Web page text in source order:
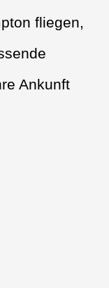
fliegen,
Ankunft